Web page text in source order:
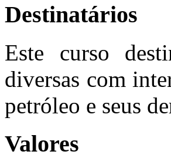
Destinatários
Este curso
diversas com
petróleo e seus
Valores